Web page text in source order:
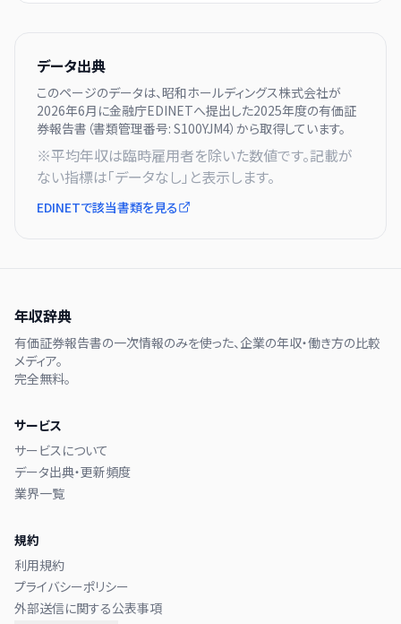
データ出典
このページのデータは、昭和ホールディングス株式会社が
2026年6月に金融庁EDINETへ提出した2025年度の有価証
券報告書（書類管理番号: S100YJM4）から取得しています。
※平均年収は臨時雇用者を除いた数値です。記載が
ない指標は「データなし」と表示します。
EDINETで該当書類を見る
年収辞典
有価証券報告書の一次情報のみを使った、企業の年収・働き方の比較
メディア。
完全無料。
サービス
サービスについて
データ出典・更新頻度
業界一覧
規約
利用規約
プライバシーポリシー
外部送信に関する公表事項